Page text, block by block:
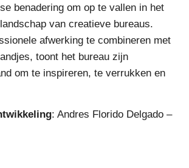
benadering om op te vallen in het
van creatieve bureaus.
afwerking te combineren met
toont het bureau zijn
om te inspireren, te verrukken en
: Andres Florido Delgado –